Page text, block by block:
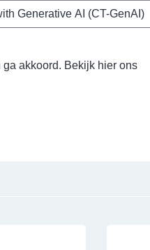
ga akkoord. Bekijk hier ons